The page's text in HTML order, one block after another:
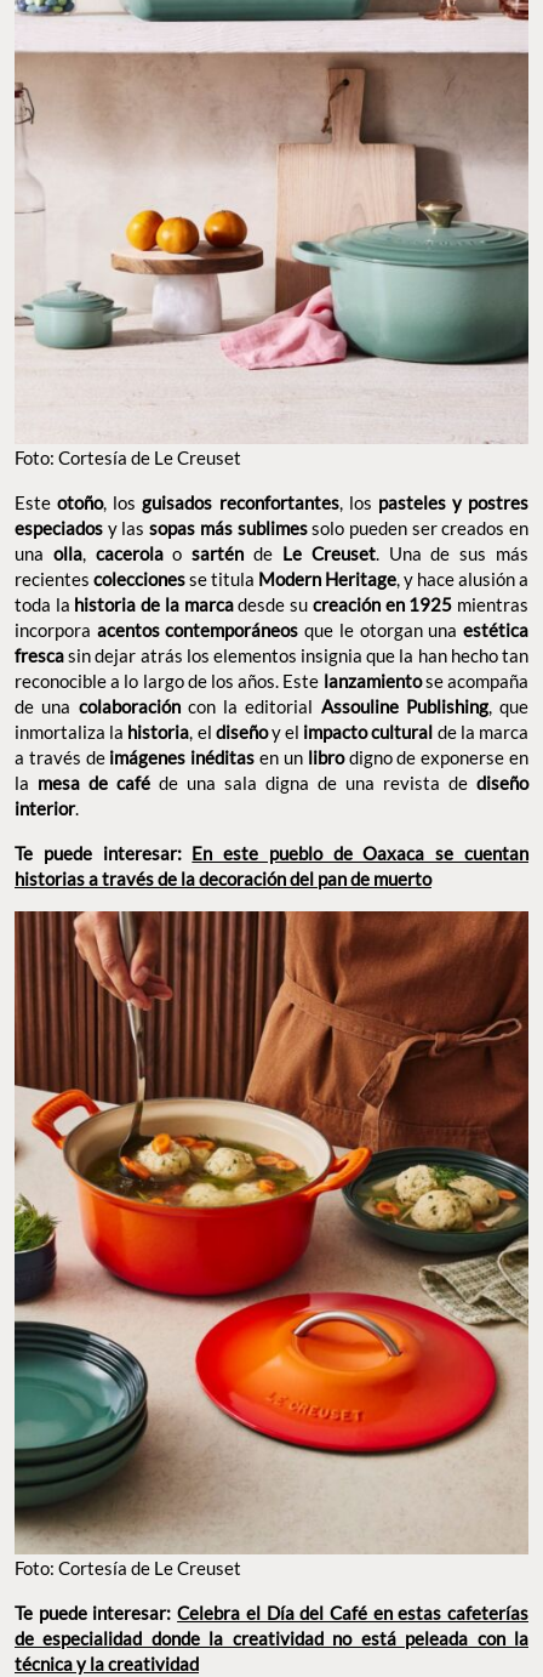
Foto: Cortesía de Le Creuset
Esteotoño, losguisados reconfortantes, los pasteles y postres
especiados y lassopas más sublimessolo pueden ser creados en
una olla, cacerolaosartén de Le Creuset. Una de sus más
recientes coleccionesse titula Modern Heritage, y hace alusión a
toda la historia de la marcadesde su creación en 1925 mientras
incorpora acentos contemporáneos que le otorgan unaestética
frescasin dejar atrás los elementos insignia que la han hecho tan
reconocible a lo largo de los años. Este lanzamientose acompaña
de una colaboracióncon la editorial Assouline Publishing, que
inmortaliza la historia, el diseñoy el impacto cultural de la marca
a través de imágenes inéditas en un librodigno de exponerse en
la mesa de café de una sala digna de una revista de diseño
interior.
Te puede interesar: En este pueblo de Oaxaca se cuentan
historias a través de la decoración del pan de muerto
Foto: Cortesía de Le Creuset
Te puede interesar:Celebra el Día del Café en estas cafeterías
de especialidad donde la creatividad no está peleada con la
técnica y la creatividad